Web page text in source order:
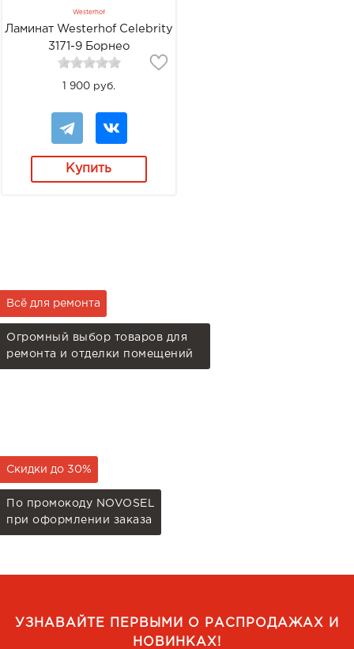
Westerhof
Ламинат Westerhof Celebrity
3171-9 Борнео
1 900 руб.
Купить
Всё для ремонта
Огромный выбор товаров для
ремонта и отделки помещений
Скидки до 30%
По промокоду NOVOSEL
при оформлении заказа
УЗНАВАЙТЕ ПЕРВЫМИ О РАСПРОДАЖАХ И
НОВИНКАХ!